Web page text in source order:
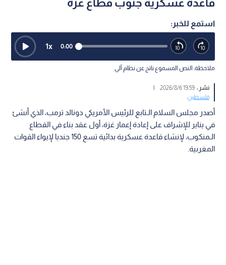
قاعدة عسكرية جنوب قطاع غزة
استمع للخبر:
0:00
1x
ملاحظة: النص المسموع ناتج عن نظام آلي
نشر :19:59 2026/8/6
|
فلسطين
أصدر مجلس السلام الـتابع للرئيس الأمريكي دونالد ترمب، الذي أنشئ
في يناير للإشراف على إعادة إعمار غزة، أول عقد بناء في القطاع
الـمنكوب، لإنشاء قاعدة عسكرية بدائية تسع 150 جنديا لإيواء القوات
المغربية.